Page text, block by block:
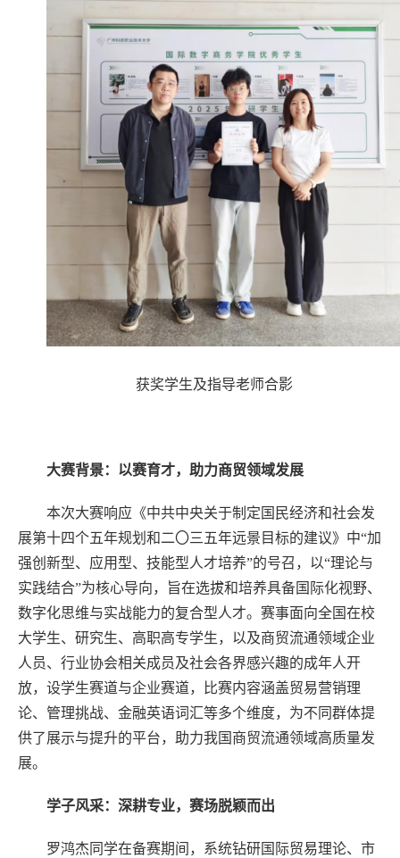
获奖学生及指导老师合影
大赛背景：以赛育才，助力商贸领域发展
本次大赛响应《中共中央关于制定国民经济和社会发
展第十四个五年规划和二〇三五年远景目标的建议》中“加
强创新型、应用型、技能型人才培养”的号召，以“理论与
实践结合”为核心导向，旨在选拔和培养具备国际化视野、
数字化思维与实战能力的复合型人才。赛事面向全国在校
大学生、研究生、高职高专学生，以及商贸流通领域企业
人员、行业协会相关成员及社会各界感兴趣的成年人开
放，设学生赛道与企业赛道，比赛内容涵盖贸易营销理
论、管理挑战、金融英语词汇等多个维度，为不同群体提
供了展示与提升的平台，助力我国商贸流通领域高质量发
展。
学子风采：深耕专业，赛场脱颖而出
罗鸿杰同学在备赛期间，系统钻研国际贸易理论、市